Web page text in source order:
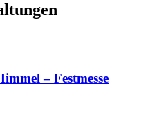
– Festmesse